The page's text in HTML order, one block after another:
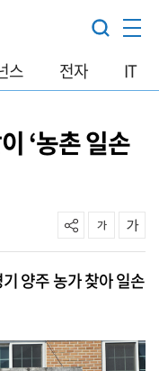
스 전자 IT
‘농촌 일손
양주 농가 찾아 일손